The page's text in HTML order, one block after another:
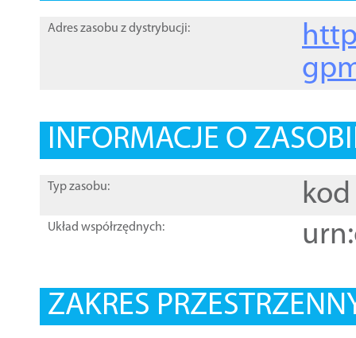
Adres zasobu z dystrybucji:
INFORMACJE O
Typ zasobu: kod
Układ współrzędnych:
ZAKRES